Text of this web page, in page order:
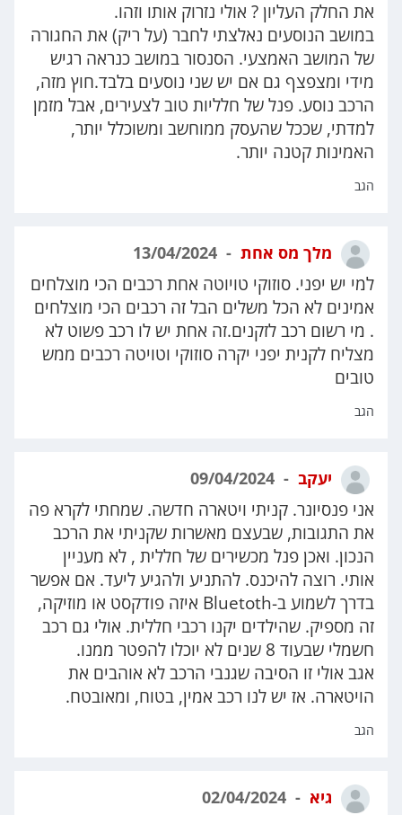
את החלק העליון ? אולי נזרוק אותו וזהו.
במושב הנוסעים נאלצתי לחבר (על ריק) את החגורה
של המושב האמצעי. הסנסור במושב כנראה רגיש
מידי ומצפצף גם אם יש שני נוסעים בלבד.חוץ מזה,
הרכב נוסע. פנל של חלליות טוב לצעירים, אבל מזמן
למדתי, שככל שהעסק ממוחשב ומשוכלל יותר,
האמינות קטנה יותר.
הגב
מלך מס אחת
למי יש יפני. סוזוקי טויוטה אחת רכבים הכי מוצלחים
אמינים לא הכל משלים הבל זה רכבים הכי מוצלחים
. מי רשום רכב לזקנים.זה אחת יש לו רכב פשוט לא
מצליח לקנית יפני יקרה סוזוקי וטויטה רכבים ממש
טובים
הגב
יעקב
אני פנסיונר. קניתי ויטארה חדשה. שמחתי לקרא פה
את התגובות, שבעצם מאשרות שקניתי את הרכב
הנכון. ואכן פנל מכשירים של חללית , לא מעניין
אותי. רוצה להיכנס. להתניע ולהגיע ליעד. אם אפשר
בדרך לשמוע ב-Bluetoth איזה פודקסט או מוזיקה,
זה מספיק. שהילדים יקנו רכבי חללית. אולי גם רכב
חשמלי שבעוד 8 שנים לא יוכלו להפטר ממנו.
אגב אולי זו הסיבה שגנבי הרכב לא אוהבים את
הויטארה. אז יש לנו רכב אמין, בטוח, ומאובטח.
הגב
גיא